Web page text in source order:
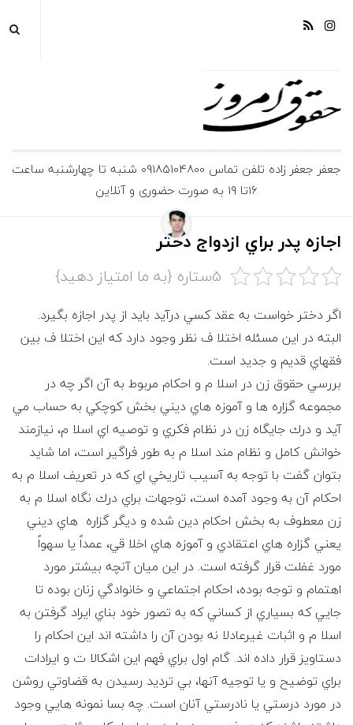
ج
ف
ر
ج
ع
ف
ر
ز
ا
د
ه
و
ک
جعفر جعفر زاده تلفن تماس 09185104800 شنبه تا چهارشنبه ساعت
16تا 19 به صورت حضوری و آنلاین
اجازه پدر براي ازدواج دختر
5ستاره {به ما امتیاز دهید}
اگر دختر خواست به عقد كسي درآيد بايد از پدر اجازه بگيرد.
البته در اين مسئله اختلا ف نظر وجود دارد كه اين اختلا ف بين
فقهاي قديم و جديد است.
بررسي حقوق زن در اسلا م و احكام مربوط به آن اگر چه در
مجموعه گزاره ها و آموزه هاي ديني بخش كوچكي به حساب مي
آيد و درك جايگاه زن در نظام فكري و توصيه اي اسلا م، نيازمند
خوانش كامل و نظام مند اسلا م به طور فراگير است، اما شايد
بتوان گفت با توجه به آسيب تاريخي اي كه در تعريف اسلا م به
احكام آن به وجود آمده است، توجهات براي درك نگاه اسلا م به
زن معطوف به بخش احكام دين شده و ديگر گزاره هاي ديني
يعني گزاره هاي اعتقادي و آموزه هاي اخلا قي، عمداً يا سهواً
مورد غفلت قرار گرفته است. در اين ميان آنچه بيشتر مورد
اهتمام و توجه بوده، احكام اجتماعي و خانوادگي زنان بوده تا
جايي كه بسياري از كساني كه به تصور خود بناي ايراد گرفتن به
اسلا م و اثبات غيرعادلا نه بودن آن را داشته اند اين احكام را
دستاويز قرار داده اند. گام اول براي فهم اين اشكالا ت و ايرادات
براي توضيح و يا توجيه آنها، بي ترديد رسيدن به قضاوتي روشن
در مورد درستي يا نادرستي آنان است. چه بسا نمونه هايي وجود